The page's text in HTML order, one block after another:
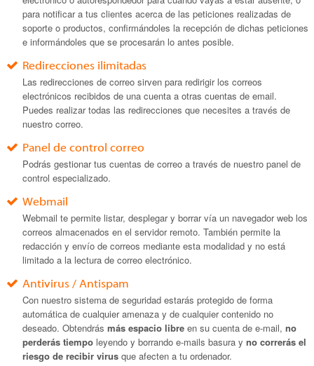
para notificar a tus clientes acerca de las peticiones realizadas de
soporte o productos, confirmándoles la recepción de dichas peticiones
e informándoles que se procesarán lo antes posible.
Redirecciones ilimitadas
Las redirecciones de correo sirven para redirigir los correos
electrónicos recibidos de una cuenta a otras cuentas de email.
Puedes realizar todas las redirecciones que necesites a través de
nuestro correo.
Panel de control correo
Podrás gestionar tus cuentas de correo a través de nuestro panel de
control especializado.
Webmail
Webmail te permite listar, desplegar y borrar vía un navegador web los
correos almacenados en el servidor remoto. También permite la
redacción y envío de correos mediante esta modalidad y no está
limitado a la lectura de correo electrónico.
Antivirus / Antispam
Con nuestro sistema de seguridad estarás protegido de forma
automática de cualquier amenaza y de cualquier contenido no
deseado. Obtendrás más espacio libre en su cuenta de e-mail, no
perderás tiempo leyendo y borrando e-mails basura y no correrás el
riesgo de recibir virus que afecten a tu ordenador.